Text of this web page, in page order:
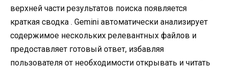
верхней части результатов поиска появляется
краткая сводка . Gemini автоматически анализирует
содержимое нескольких релевантных файлов и
предоставляет готовый ответ, избавляя
пользователя от необходимости открывать и читать